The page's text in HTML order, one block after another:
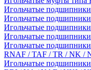
Игольчатые
Игольчатые
Игольчатые
Игольчатые
Игольчатые подшипники
RNAF / TAF / TR / NK /
Игольчатые